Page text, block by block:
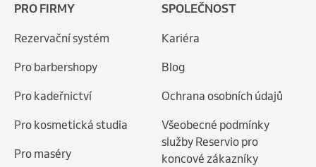
PRO FIRMY
Rezervační systém
Pro barbershopy
Pro kadeřnictví
Pro kosmetická studia
Pro maséry
SPOLEČNOST
Kariéra
Blog
Ochrana osobních údajů
Všeobecné podmínky
služby Reservio pro
koncové zákazníky